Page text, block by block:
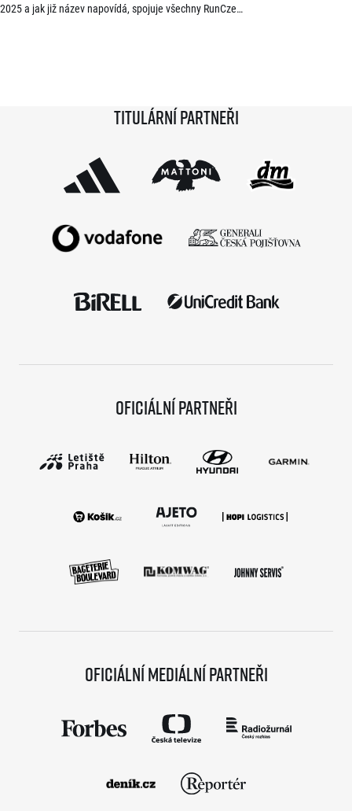
2025 a jak již název napovídá, spojuje všechny RunCzech
sezónu a od startu tak uběhlo teprve 18 měsíců,
Titulární partneři
Oficiální partneři
Oficiální mediální partneři